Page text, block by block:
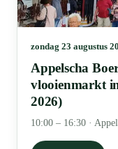
zondag 23 augustus
Appelscha
vlooienmarkt
2026)
10:00 – 16:30 ·